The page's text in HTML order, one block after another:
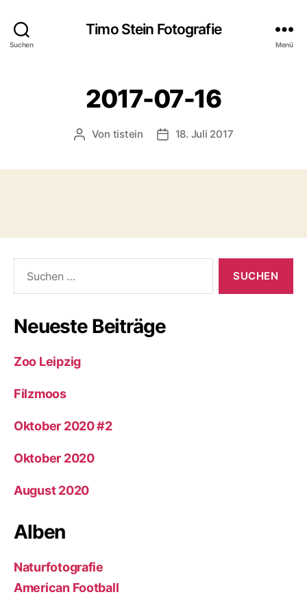
Suchen
Timo Stein Fotografie
Menü
2017-07-16
Beitragsautor
Von tistein Veröffentlichungsdatum
18. Juli 2017
nach:
Neueste Beiträge
Zoo Leipzig
Filzmoos
Oktober 2020 #2
Oktober 2020
August 2020
Alben
Naturfotografie
American Football